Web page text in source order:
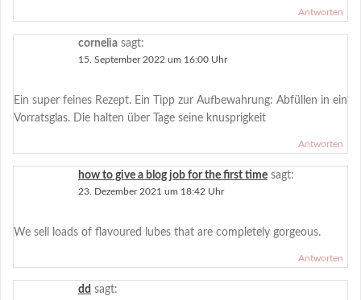
Antworten
cornelia sagt:
15. September 2022 um 16:00 Uhr
Ein super feines Rezept. Ein Tipp zur Aufbewahrung: Abfüllen in ein
Vorratsglas. Die halten über Tage seine knusprigkeit
Antworten
how to give a blog job for the first time sagt:
23. Dezember 2021 um 18:42 Uhr
We sell loads of flavoured lubes that are completely gorgeous.
Antworten
dd sagt: